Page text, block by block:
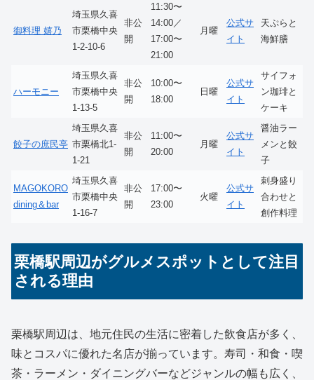
御料理 嬉乃
埼玉県久喜
市栗橋中央
1-2-10-6
非公
開
11:30〜
14:00／
17:00〜
21:00
月曜
公式サ
イト
天ぷらと
海鮮膳
ハーモニー
埼玉県久喜
市栗橋中央
1-13-5
非公
開
10:00〜
18:00
日曜
公式サ
イト
サイフォ
ン珈琲と
ケーキ
餃子の庶民亭
埼玉県久喜
市栗橋北1-
1-21
非公
開
11:00〜
20:00
月曜
公式サ
イト
醤油ラー
メンと餃
子
MAGOKORO
dining＆bar
埼玉県久喜
市栗橋中央
1-16-7
非公
開
17:00〜
23:00
火曜
公式サ
イト
刺身盛り
合わせと
創作料理
栗橋駅周辺がグルメスポットとして注目
される理由
栗橋駅周辺は、地元住民の生活に密着した飲食店が多く、
味とコスパに優れた名店が揃っています。寿司・和食・喫
茶・ラーメン・ダイニングバーなどジャンルの幅も広く、